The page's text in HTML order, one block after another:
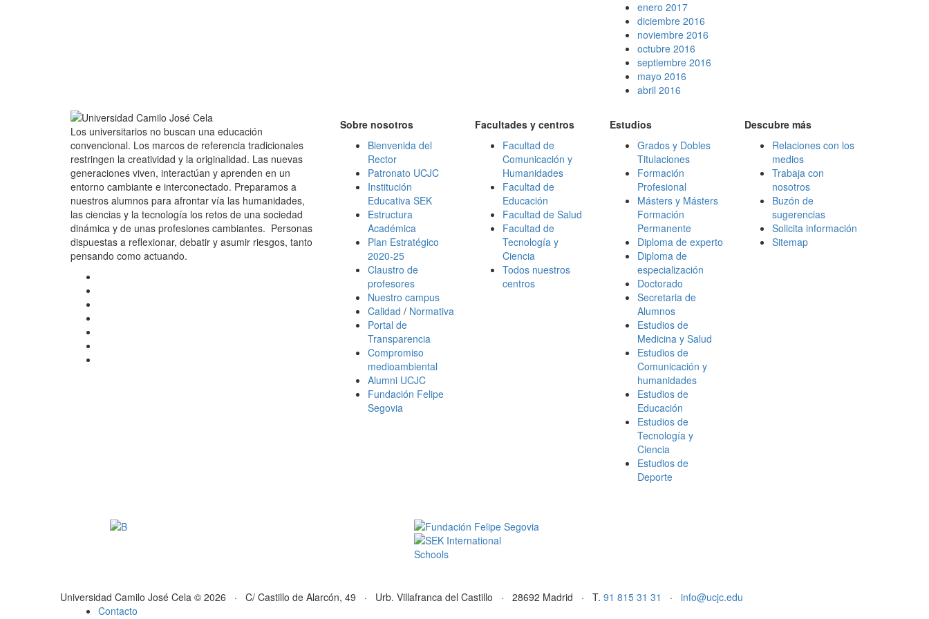
enero 2017
diciembre 2016
noviembre 2016
octubre 2016
septiembre 2016
mayo 2016
abril 2016
Los universitarios no buscan una educación
convencional. Los marcos de referencia tradicionales
restringen la creatividad y la originalidad. Las nuevas
generaciones viven, interactúan y aprenden en un
entorno cambiante e interconectado. Preparamos a
nuestros alumnos para afrontar vía las humanidades,
las ciencias y la tecnología los retos de una sociedad
dinámica y de unas profesiones cambiantes. Personas
dispuestas a reflexionar, debatir y asumir riesgos, tanto
pensando como actuando.
Sobre nosotros
Bienvenida del
Rector
Patronato UCJC
Institución
Educativa SEK
Estructura
Académica
Plan Estratégico
2020-25
Claustro de
profesores
Nuestro campus
Calidad / Normativa
Portal de
Transparencia
Compromiso
medioambiental
Alumni UCJC
Fundación Felipe
Segovia
Facultades y centros
Facultad de
Comunicación y
Humanidades
Facultad de
Educación
Facultad de Salud
Facultad de
Tecnología y
Ciencia
Todos nuestros
centros
Estudios
Grados y Dobles
Titulaciones
Formación
Profesional
Másters y Másters
Formación
Permanente
Diploma de experto
Diploma de
especialización
Doctorado
Secretaria de
Alumnos
Estudios de
Medicina y Salud
Estudios de
Comunicación y
humanidades
Estudios de
Educación
Estudios de
Tecnología y
Ciencia
Estudios de
Deporte
Descubre más
Relaciones con los
medios
Trabaja con
nosotros
Buzón de
sugerencias
Solicita información
Sitemap
Universidad Camilo José Cela © 2026 · C/ Castillo de Alarcón, 49 · Urb. Villafranca del Castillo · 28692 Madrid · T. 91 815 31 31 · info@ucjc.edu
Contacto